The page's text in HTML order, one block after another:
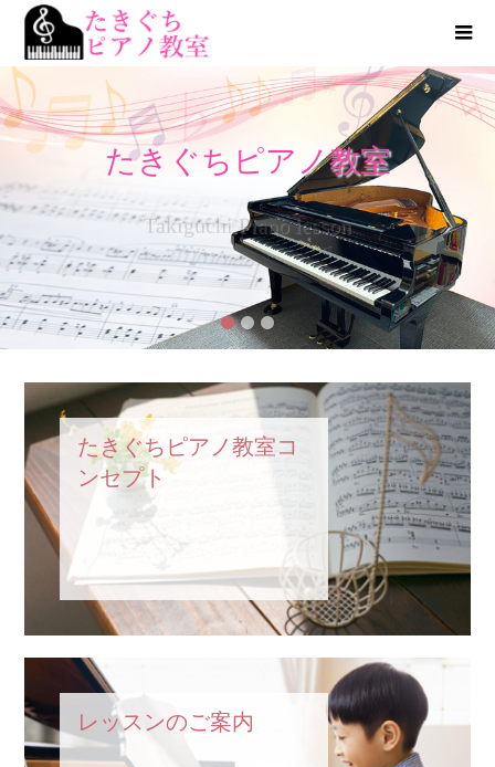
たきぐちピアノ教室
Takiguchi Piano lesson
1 2 3
たきぐちピアノ教室コ
ンセプト
レッスンのご案内